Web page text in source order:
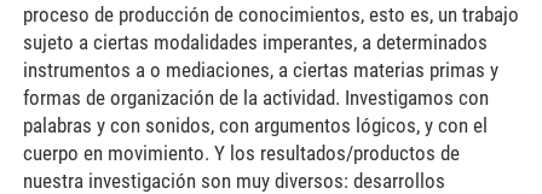
proceso de producción de conocimientos, esto es, un trabajo
sujeto a ciertas modalidades imperantes, a determinados
instrumentos a o mediaciones, a ciertas materias primas y
formas de organización de la actividad. Investigamos con
palabras y con sonidos, con argumentos lógicos, y con el
cuerpo en movimiento. Y los resultados/productos de
nuestra investigación son muy diversos: desarrollos